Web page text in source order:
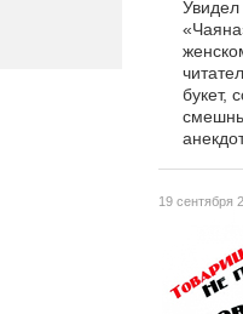
19 сентября
Увидел
женскому
букет,